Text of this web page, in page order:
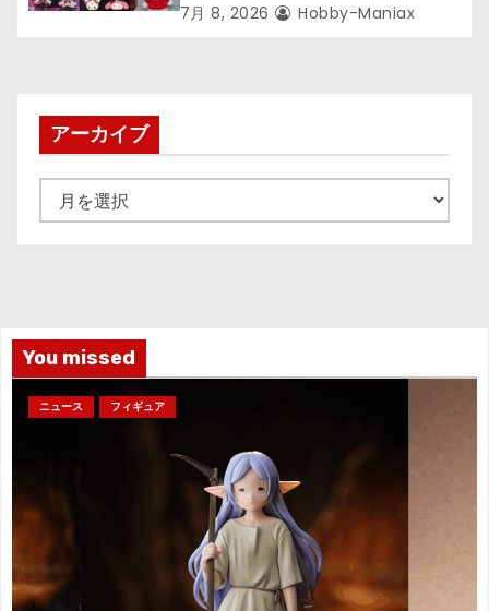
7月 8, 2026 Hobby-Maniax
アーカイブ
ー
You missed
ニュース フィギュア